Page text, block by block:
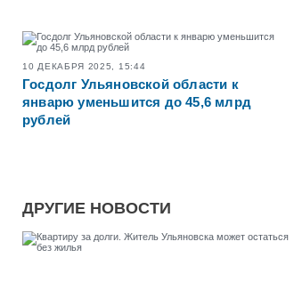
10 ДЕКАБРЯ 2025, 15:44
Госдолг Ульяновской области к
январю уменьшится до 45,6 млрд
рублей
ДРУГИЕ НОВОСТИ